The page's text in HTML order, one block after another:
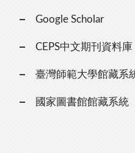
Google Scholar
CEPS中文期刊資料庫
臺灣師範大學館藏系
國家圖書館館藏系統